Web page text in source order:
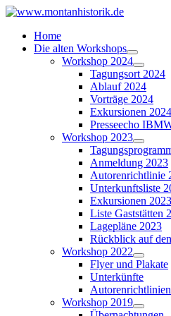
Home
Die alten Workshops
Workshop 2024
Tagungsort 2024
Ablauf 2024
Vorträge 2024
Exkursionen 2024
Presseecho
Workshop 2023
Anmeldung 2023
Autorenrichtlinie
Unterkunftsliste
Exkursionen 2023
Liste Gaststätten
Lagepläne 2023
Rückblick auf
Workshop 2022
Flyer und Plakate
Unterkünfte
Autorenrichtlinien
Workshop 2019